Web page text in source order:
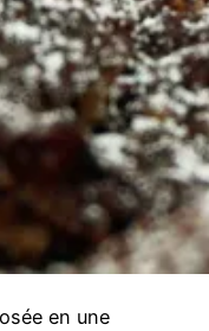
en une